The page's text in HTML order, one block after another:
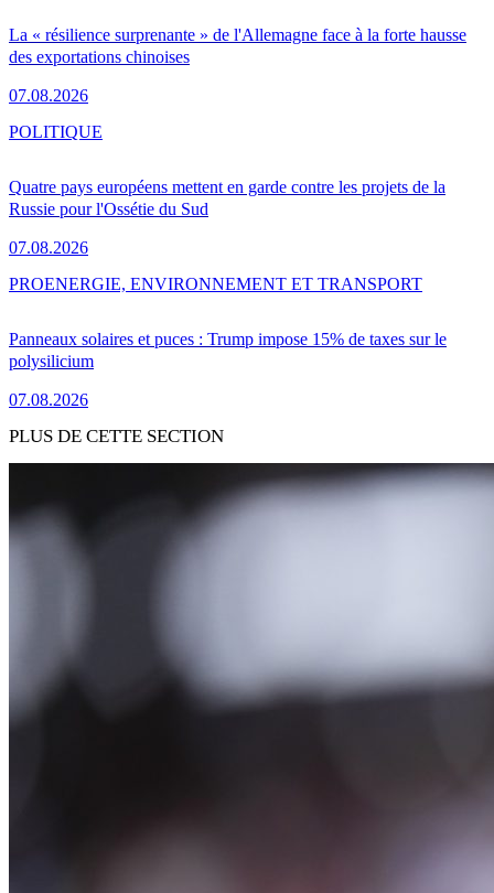
La « résilience surprenante » de l'Allemagne face à la forte hausse
des exportations chinoises
07.08.2026
Quatre pays européens mettent en garde contre les projets de la
Russie pour l'Ossétie du Sud
07.08.2026
POLITIQUE
Panneaux solaires et puces : Trump impose 15% de taxes sur le
polysilicium
07.08.2026
PROENERGIE, ENVIRONNEMENT ET TRANSPORT
PLUS DE CETTE SECTION